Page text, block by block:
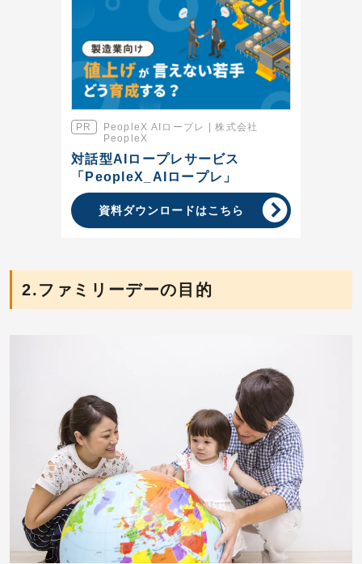
PeopleX AIロープレ | 株式会社
PeopleX
対話型AIロープレサービス
「PeopleX_AIロープレ」
資料ダウンロードはこちら
2.ファミリーデーの目的